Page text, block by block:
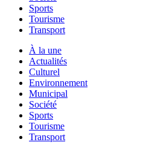
Sports
Tourisme
Transport
À la une
Actualités
Culturel
Environnement
Municipal
Société
Sports
Tourisme
Transport